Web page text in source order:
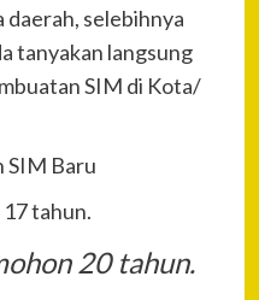
daerah, selebihnya
tanyakan langsung
SIM di Kota/
SIM Baru
17 tahun.
20 tahun.